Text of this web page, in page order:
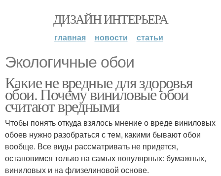
ДИЗАЙН ИНТЕРЬЕРА
главная новости статьи
Экологичные обои
Какие не вредные для здоровья
обои. Почему виниловые обои
считают вредными
Чтобы понять откуда взялось мнение о вреде виниловых
обоев нужно разобраться с тем, какими бывают обои
вообще. Все виды рассматривать не придется,
остановимся только на самых популярных: бумажных,
виниловых и на флизелиновой основе.